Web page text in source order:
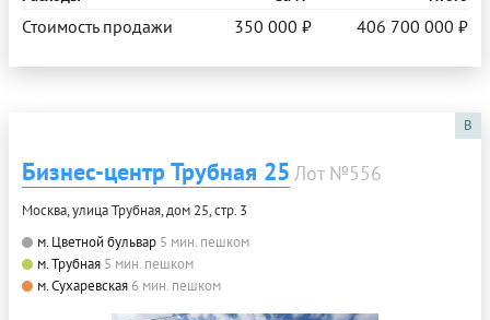
Стоимость продажи 350 000 ₽ 406 700 000 ₽
B
Бизнес-центр Трубная 25 Лот №556
Москва, улица Трубная, дом 25, стр. 3
м. Цветной бульвар 5 мин. пешком
м. Трубная 5 мин. пешком
м. Сухаревская 6 мин. пешком